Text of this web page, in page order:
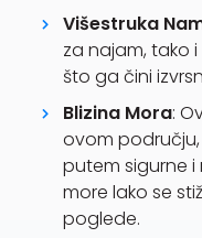
Višestruka
za najam, tako
što ga čini
Blizina Mora:
ovom
putem sigurne i
more lako se
poglede.